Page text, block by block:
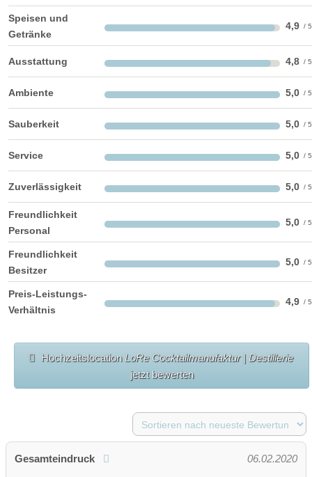
Facebook
Perfekte Jahreszeit:
Herbst-Hochzeit
Winter-Hochzeit
Helikopterlandeplatz
Candybar Fotobox
weitere Unterlagen
Speisen und
Getränke
4,9
Ausstattung 4,8
Ambiente 5,0
Sauberkeit 5,0
Service 5,0
Zuverlässigkeit 5,0
Freundlichkeit
Personal
5,0
Freundlichkeit
Besitzer
5,0
Preis-Leistungs-
Verhältnis
4,9
HochzeitslocationLoRe Cocktailmanufaktur | Destillerie
jetzt bewerten
Gesamteindruck 06.02.2020